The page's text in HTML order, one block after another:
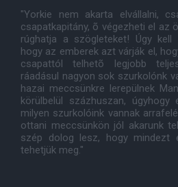
"Yorkie nem akarta elvállalni,
csapatkapitány, õ végezheti el az
rúghatja a szögleteket! Úgy kell
hogy az emberek azt várják el,
csapattól telhetõ legjobb
ráadásul nagyon sok szurkolónk
hazai meccsünkre lerepülnek
körülbelül százhuszan, úgyhogy
milyen szurkolóink vannak
ottani meccsünkön jól akarunk
szép dolog lesz, hogy mindezt
tehetjük meg."